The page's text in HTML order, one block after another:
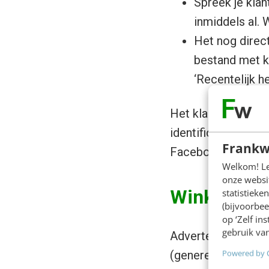
Welkom!
onze
op ‘Zelf
gebruik
Powered by
inmiddels al.
Het nog
bestand met
‘Recentelijk
Het
identificeren. Op
Facebook een
Advertenties op
(genereren van